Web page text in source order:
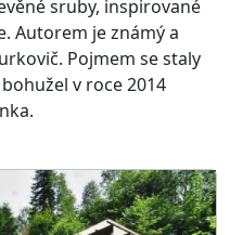
sruby, inspirované
Autorem je známý a
Pojmem se staly
v roce 2014